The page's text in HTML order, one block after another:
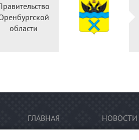
области
ГЛАВНАЯ НОВОСТИ